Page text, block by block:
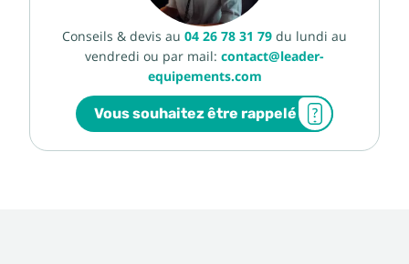
Conseils & devis au 04 26 78 31 79 du lundi au
vendredi ou par mail: contact@leader-
equipements.com
Vous souhaitez être rappelé